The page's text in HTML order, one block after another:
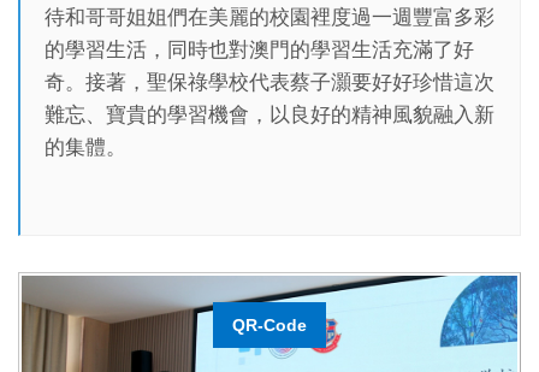
待和哥哥姐姐們在美麗的校園裡度過一週豐富多彩
的學習生活，同時也對澳門的學習生活充滿了好
奇。接著，聖保祿學校代表蔡子灝要好好珍惜這次
難忘、寶貴的學習機會，以良好的精神風貌融入新
的集體。
QR-Code